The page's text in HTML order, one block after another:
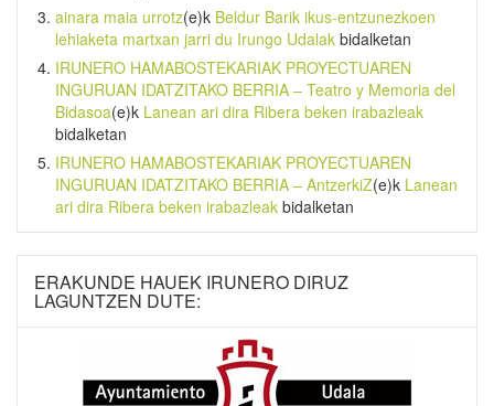
ainara maia urrotz(e)k Beldur Barik ikus-entzunezkoen
lehiaketa martxan jarri du Irungo Udalak bidalketan
IRUNERO HAMABOSTEKARIAK PROYECTUAREN
INGURUAN IDATZITAKO BERRIA – Teatro y Memoria del
Bidasoa(e)k Lanean ari dira Ribera beken irabazleak
bidalketan
IRUNERO HAMABOSTEKARIAK PROYECTUAREN
INGURUAN IDATZITAKO BERRIA – AntzerkiZ(e)k Lanean
ari dira Ribera beken irabazleak bidalketan
ERAKUNDE HAUEK IRUNERO DIRUZ
LAGUNTZEN DUTE: